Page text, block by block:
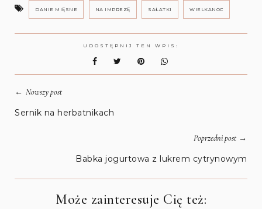
DANIE MIĘSNE NA IMPREZĘ SAŁATKI WIELKANOC
UDOSTĘPNIJ TEN WPIS:
←Nowszy post
Sernik na herbatnikach
Poprzedni post→
Babka jogurtowa z lukrem cytrynowym
Może zainteresuje Cię też: